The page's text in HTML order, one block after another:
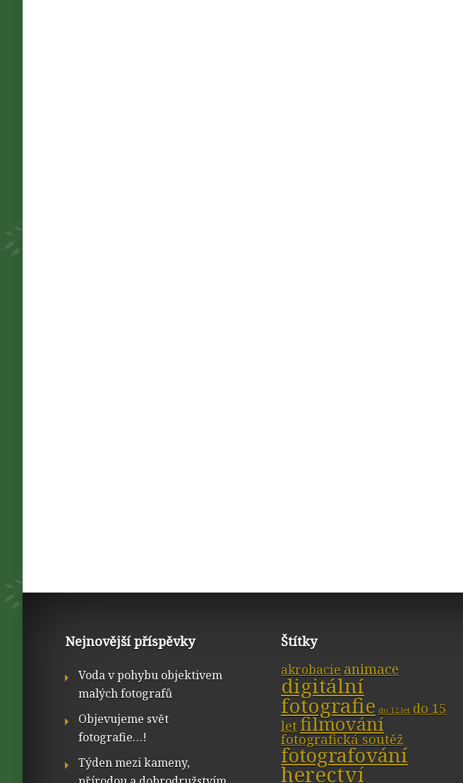
Nejnovější příspěvky
Voda v pohybu objektivem
malých fotografů
Objevujeme svět
fotografie…!
Týden mezi kameny,
Štítky
akrobacie animace
digitální
fotografie do 12 let do 15
let filmování
fotografická soutěž
fotografování
herectví